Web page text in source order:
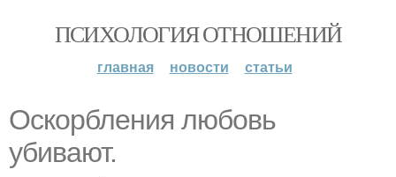
ПСИХОЛОГИЯ ОТНОШЕНИЙ
главная новости статьи
Оскорбления любовь
убивают.